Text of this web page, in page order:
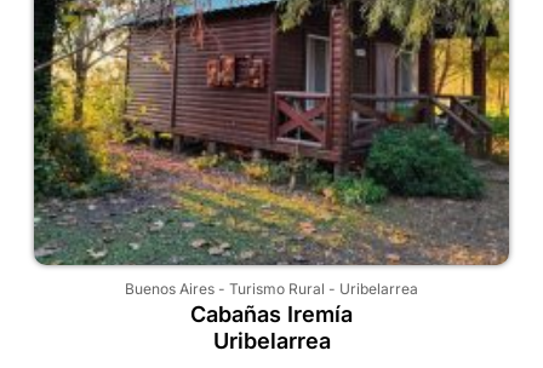
Buenos Aires - Turismo Rural - Uribelarrea
Cabañas Iremía
Uribelarrea